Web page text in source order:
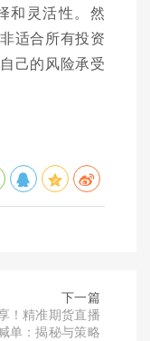
和灵活性。然
适合所有投资
己的风险承受
下一篇
！精准期货直播
单：揭秘与策略